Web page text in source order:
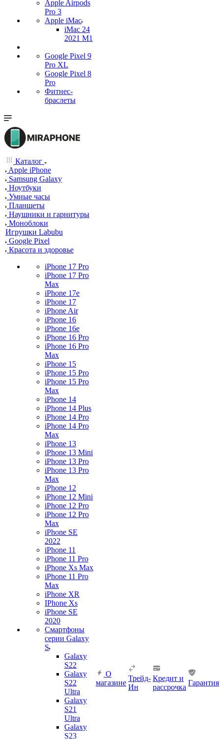
Apple Airpods
Pro 3
Apple iMac
iMac 24
2021 M1
Google Pixel 9
Pro XL
Google Pixel 8
Pro
Фитнес-
браслеты
Каталог
Apple iPhone
Samsung Galaxy
Ноутбуки
Умные часы
Планшеты
Наушники и гарнитуры
Моноблоки
Игрушки Labubu
Google Pixel
Красота и здоровье
iPhone 17 Pro
iPhone 17 Pro
Max
iPhone 17e
iPhone 17
iPhone Air
iPhone 16
iPhone 16e
iPhone 16 Pro
iPhone 16 Pro
Max
iPhone 15
iPhone 15 Pro
iPhone 15 Pro
Max
iPhone 14
iPhone 14 Plus
iPhone 14 Pro
iPhone 14 Pro
Max
iPhone 13
iPhone 13 Mini
iPhone 13 Pro
iPhone 13 Pro
Max
iPhone 12
iPhone 12 Mini
iPhone 12 Pro
iPhone 12 Pro
Max
iPhone SE
2022
iPhone 11
iPhone 11 Pro
iPhone Xs Max
iPhone 11 Pro
Max
iPhone XR
IPhone Xs
iPhone SE
2020
Смартфоны
серии Galaxy
S
Galaxy
S22
Galaxy
S22
Ultra
Galaxy
S21
Ultra
Galaxy
S23
О
магазине
Трейд-
Ин
Кредит и
рассрочка
Гарантия